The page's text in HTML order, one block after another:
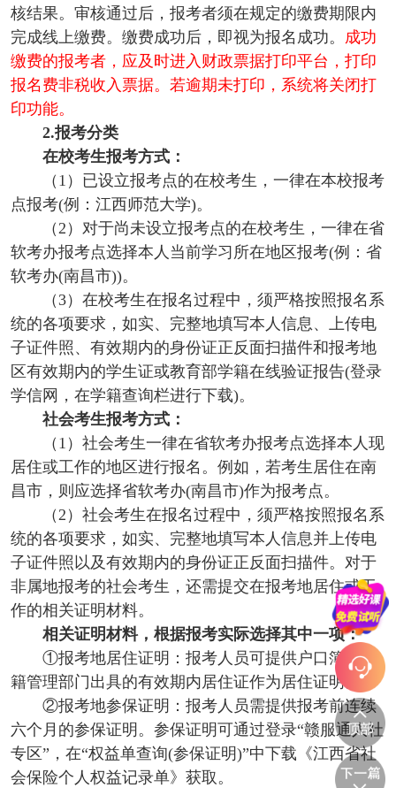
核结果。审核通过后，报考者须在规定的缴费期限内
完成线上缴费。缴费成功后，即视为报名成功。 成功
缴费的报考者，应及时进入财政票据打印平台，打印
报名费非税收入票据。若逾期未打印，系统将关闭打
印功能。
2.报考分类
在校考生报考方式：
（1）已设立报考点的在校考生，一律在本校报考
点报考(例：江西师范大学)。
（2）对于尚未设立报考点的在校考生，一律在省
软考办报考点选择本人当前学习所在地区报考(例：省
软考办(南昌市))。
（3）在校考生在报名过程中，须严格按照报名系
统的各项要求，如实、完整地填写本人信息、上传电
子证件照、有效期内的身份证正反面扫描件和报考地
区有效期内的学生证或教育部学籍在线验证报告(登录
学信网，在学籍查询栏进行下载)。
社会考生报考方式：
（1）社会考生一律在省软考办报考点选择本人现
居住或工作的地区进行报名。例如，若考生居住在南
昌市，则应选择省软考办(南昌市)作为报考点。
（2）社会考生在报名过程中，须严格按照报名系
统的各项要求，如实、完整地填写本人信息并上传电
子证件照以及有效期内的身份证正反面扫描件。对于
非属地报考的社会考生，还需提交在报考地居住或工
作的相关证明材料。
相关证明材料，根据报考实际选择其中一项：
①报考地居住证明：报考人员可提供户口簿或户
籍管理部门出具的有效期内居住证作为居住证明。
②报考地参保证明：报考人员需提供报考前连续
六个月的参保证明。参保证明可通过登录“赣服通人社
专区”，在“权益单查询(参保证明)”中下载《江西省社
会保险个人权益记录单》获取。